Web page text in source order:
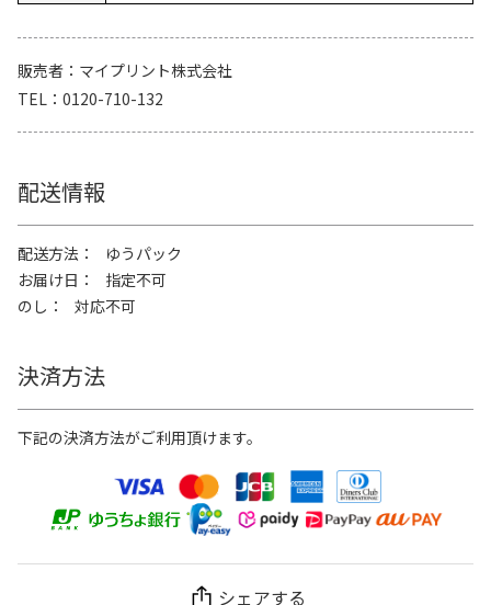
販売者
マイプリント株式会社
TEL
0120-710-132
配送情報
配送方法
ゆうパック
お届け日
指定不可
のし
対応不可
決済方法
下記の決済方法がご利用頂けます。
シェアする